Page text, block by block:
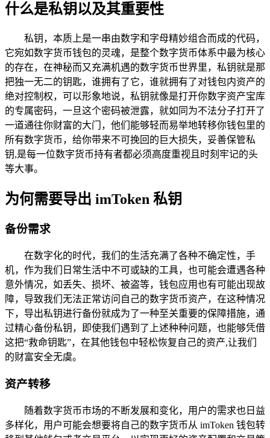
什么是私钥以及其重要性
私钥，本质上是一串由数字和字母精妙组合而成的代码，
它宛如数字货币钱包的灵魂，是整个数字货币体系中最为核心
的存在，在神秘而又充满机遇的数字货币世界里，私钥就是那
把独一无二的钥匙，谁拥有了它，谁就拥有了对钱包内资产的
绝对控制权，可以形象地说，私钥就像是打开你数字资产宝库
的专属密码，一旦这个密码被泄露，就如同为不法分子打开了
一道通往你财富的大门，他们能够轻而易举地转移你钱包里的
所有数字货币，给你带来不可挽回的巨大损失，妥善保管私
钥,是每一位数字货币持有者都必须高度重视且时刻牢记的头
等大事。
为何需要导出 imToken 私钥
备份需求
在数字化的时代，我们的生活充满了各种不确定性，手
机，作为我们日常生活中不可或缺的工具，也可能会遭遇各种
意外情况，如丢失、损坏、被盗等，钱包应用也有可能出现故
障，导致我们无法正常访问自己的数字货币资产，在这种情况
下，导出私钥进行备份就成为了一种至关重要的保障措施，通
过精心备份私钥，即使我们遇到了上述种种问题，也能够凭借
这把“救命钥匙”，在其他钱包中轻松恢复自己的资产,让我们
的财富安全无虞。
资产转移
随着数字货币市场的不断发展和变化，用户的需求也日益
多样化，用户可能会想要将自己的数字货币从 imToken 钱包转